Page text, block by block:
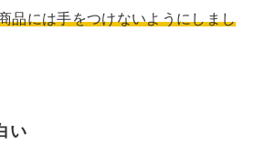
品には手をつけないようにしまし
い